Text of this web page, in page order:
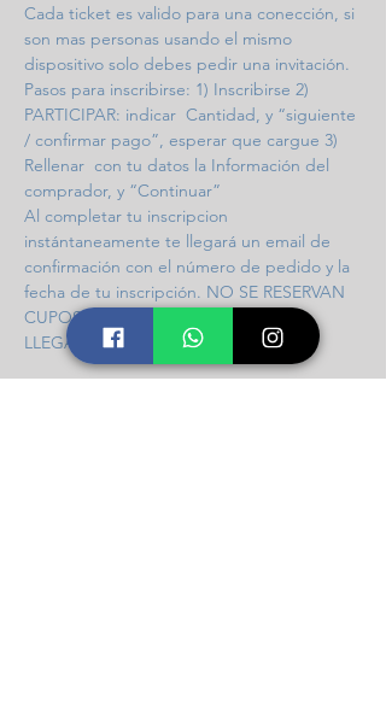
Cada ticket es valido para una conección, si
son mas personas usando el mismo
dispositivo solo debes pedir una invitación.
Pasos para inscribirse: 1) Inscribirse 2)
PARTICIPAR: indicar  Cantidad, y “siguiente
/ confirmar pago”, esperar que cargue 3)
Rellenar  con tu datos la Información del
comprador, y “Continuar”
Al completar tu inscripcion
instántaneamente te llegará un email de
confirmación con el número de pedido y la
fecha de tu inscripción. NO SE RESERVAN
CUPOS / INGRESO POR ORDEN DE
LLEGADA / 97 CUPOS DISPONIBLES.